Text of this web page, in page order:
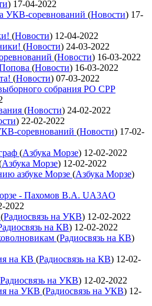
) 17-04-2022
УКВ-соревнований (Новости) 17-
(Новости) 12-04-2022
(Новости) 24-03-2022
(Новости) 16-03-2022
(Новости) 16-03-2022
(Новости) 07-03-2022
собрания РО СРР
(Новости) 24-02-2022
) 22-02-2022
соревнований (Новости) 17-02-
(Азбука Морзе) 12-02-2022
Азбука Морзе) 12-02-2022
азбуке Морзе (Азбука Морзе)
- Пахомов В.А. UA3AO
2022
(Радиосвязь на УКВ) 12-02-2022
на КВ) 12-02-2022
(Радиосвязь на КВ)
на КВ (Радиосвязь на КВ) 12-02-
Радиосвязь на УКВ) 12-02-2022
на УКВ (Радиосвязь на УКВ) 12-